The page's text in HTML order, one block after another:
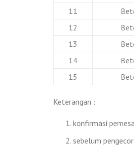
11
12
13
14
15
Keterangan :
konfirmasi
sebelum